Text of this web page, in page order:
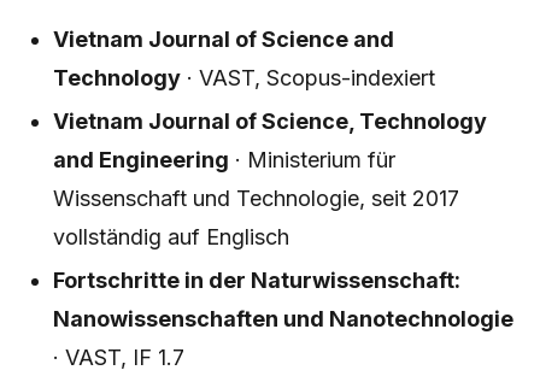
Vietnam Journal of Science and
Technology · VAST, Scopus-indexiert
Vietnam Journal of Science, Technology
and Engineering · Ministerium für
Wissenschaft und Technologie, seit 2017
vollständig auf Englisch
Fortschritte in der Naturwissenschaft:
Nanowissenschaften und Nanotechnologie
· VAST, IF 1.7